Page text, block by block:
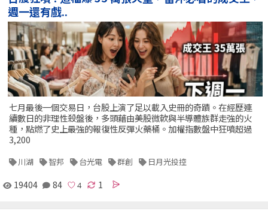
週一還有戲..
七月最後一個交易日，台股上演了足以載入史冊的奇蹟。在經歷連
續數日的非理性殺盤後，多頭藉由美股微軟與半導體族群走強的火
種，點燃了史上最強的報復性反彈火藥桶。加權指數盤中狂噴超過
3,200
川湖 智邦 台光電 群創 日月光投控
19404 84 1